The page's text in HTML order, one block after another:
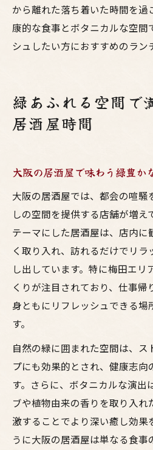
から離れた落ち着いた時間を過
康的な食事とボタニカルな空間
シュしたい方におすすめのラン
緑あふれる空間で
居酒屋時間
大阪の居酒屋で味わう緑豊か
大阪の居酒屋では、都会の喧騒
しの空間を提供する店舗が増え
テーマにした居酒屋は、店内に
く取り入れ、訪れるだけでリ
し出しています。特に梅田エリ
くりが注目されており、仕事帰
身ともにリフレッシュできる場
す。
自然の緑に囲まれた空間は、ス
プにも効果的とされ、健康志
す。さらに、ボタニカルな演出
ブや植物由来の香りを取り入れ
激することでより深い癒し効果
うに大阪の居酒屋は単なる食